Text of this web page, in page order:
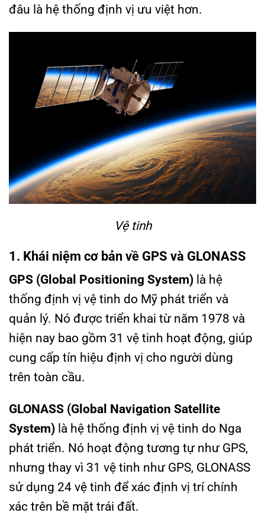
đâu là hệ thống định vị ưu việt hơn.
Vệ tinh
1. Khái niệm cơ bản về GPS và GLONASS
GPS (Global Positioning System) là hệ
thống định vị vệ tinh do Mỹ phát triển và
quản lý. Nó được triển khai từ năm 1978 và
hiện nay bao gồm 31 vệ tinh hoạt động, giúp
cung cấp tín hiệu định vị cho người dùng
trên toàn cầu.
GLONASS (Global Navigation Satellite
System) là hệ thống định vị vệ tinh do Nga
phát triển. Nó hoạt động tương tự như GPS,
nhưng thay vì 31 vệ tinh như GPS, GLONASS
sử dụng 24 vệ tinh để xác định vị trí chính
xác trên bề mặt trái đất.